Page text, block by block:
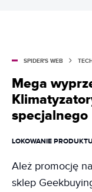
SPIDER'S WEB
Mega
specjalnego
LOKOWANIE PRODUKTU
Ależ promocję
sklep